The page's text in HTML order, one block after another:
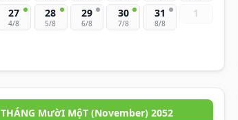
27
4/8
28
5/8
29
6/8
30
7/8
31
8/8
1
THÁNG MườI MộT (November) 2052